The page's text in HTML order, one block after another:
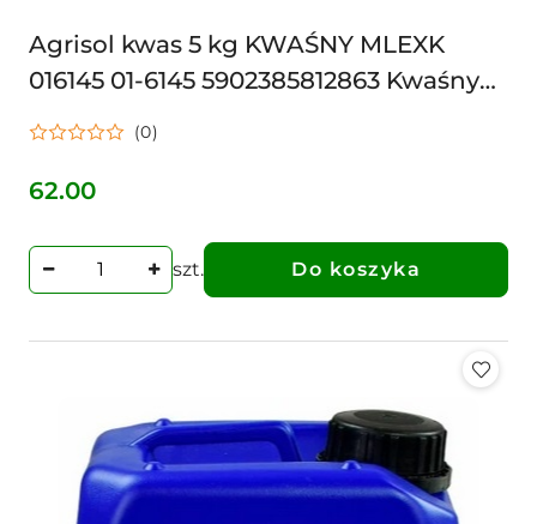
Agrisol kwas 5 kg KWAŚNY MLEXK
016145 01-6145 5902385812863 Kwaśny
preparat myjący Agrisol Kwas 2.0, 5 kg,
(0)
Cena:
62.00
szt. Do koszyka